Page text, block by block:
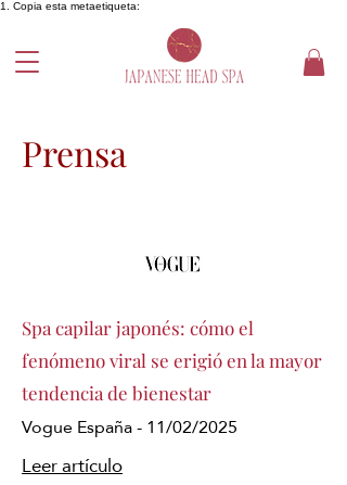
1. Copia esta metaetiqueta:
Prensa
Spa capilar japonés: cómo el
fenómeno viral se erigió en la mayor
tendencia de bienestar
Vogue España - 11/02/2025
Leer artículo